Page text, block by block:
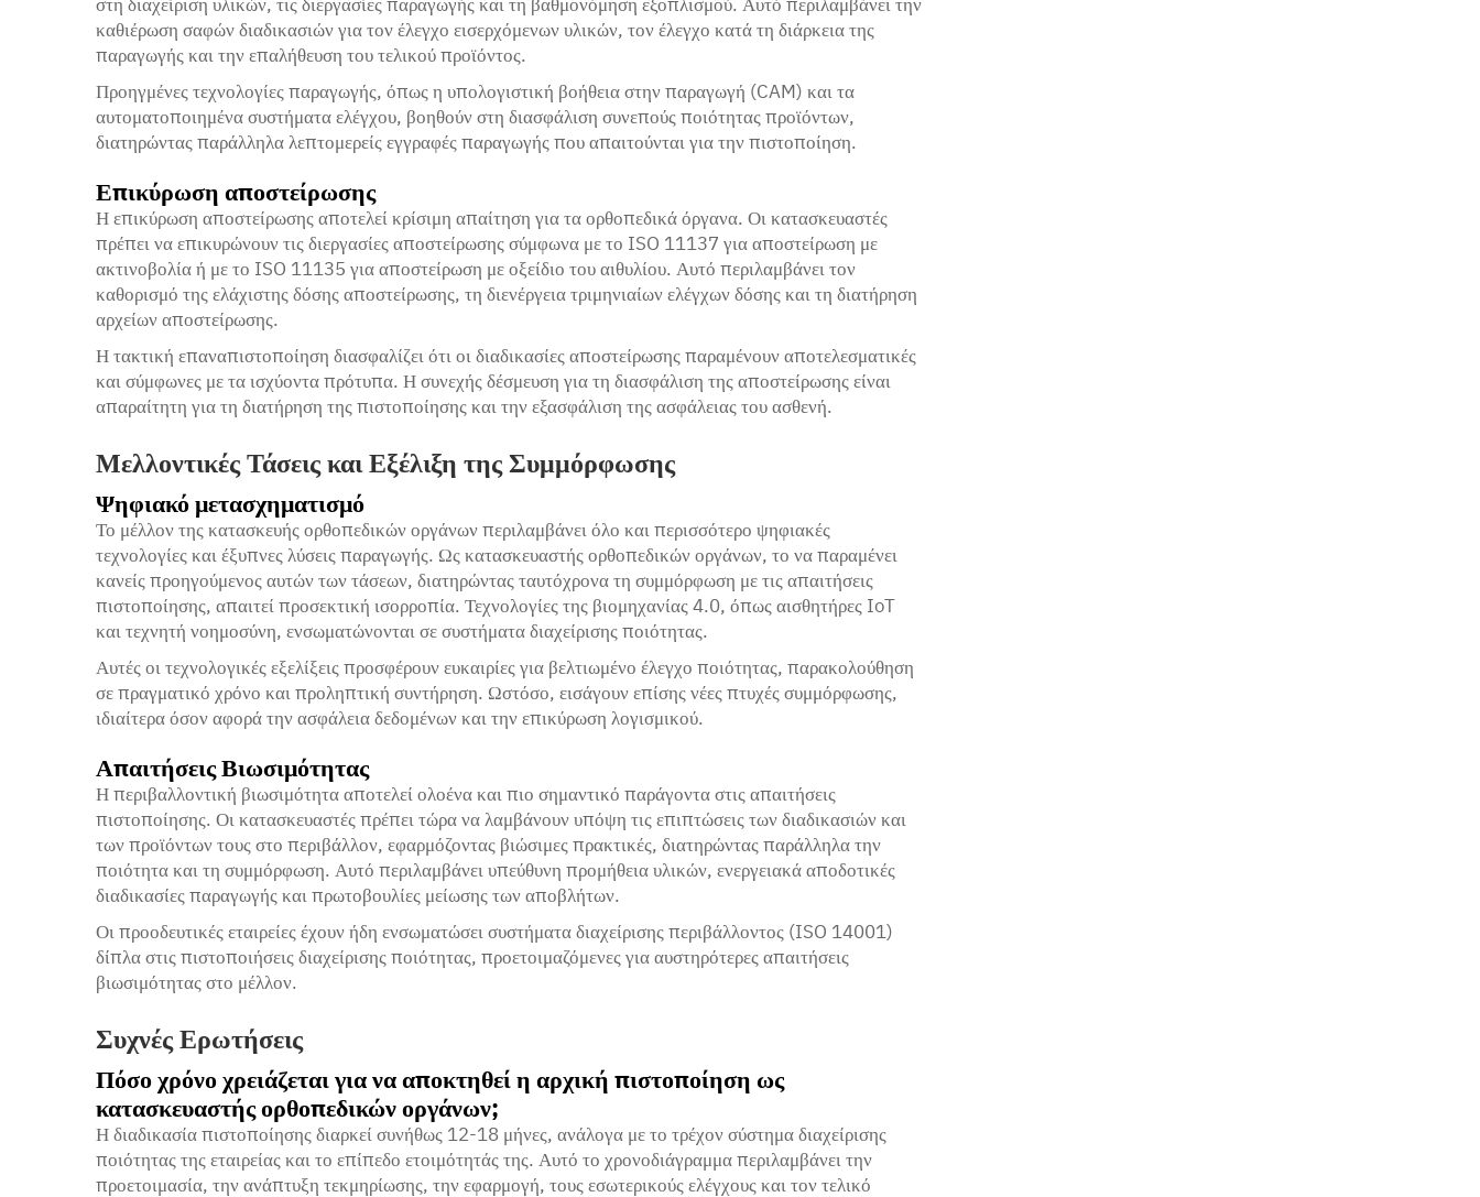
καθιέρωση σαφών διαδικασιών για τον έλεγχο εισερχόμενων υλικών, τον έλεγχο κατά τη διάρκεια της
παραγωγής και την επαλήθευση του τελικού προϊόντος.
Προηγμένες τεχνολογίες παραγωγής, όπως η υπολογιστική βοήθεια στην παραγωγή (CAM) και τα
αυτοματοποιημένα συστήματα ελέγχου, βοηθούν στη διασφάλιση συνεπούς ποιότητας προϊόντων,
διατηρώντας παράλληλα λεπτομερείς εγγραφές παραγωγής που απαιτούνται για την πιστοποίηση.
Επικύρωση αποστείρωσης
Η επικύρωση αποστείρωσης αποτελεί κρίσιμη απαίτηση για τα ορθοπεδικά όργανα. Οι κατασκευαστές
πρέπει να επικυρώνουν τις διεργασίες αποστείρωσης σύμφωνα με το ISO 11137 για αποστείρωση με
ακτινοβολία ή με το ISO 11135 για αποστείρωση με οξείδιο του αιθυλίου. Αυτό περιλαμβάνει τον
καθορισμό της ελάχιστης δόσης αποστείρωσης, τη διενέργεια τριμηνιαίων ελέγχων δόσης και τη διατήρηση
αρχείων αποστείρωσης.
Η τακτική επαναπιστοποίηση διασφαλίζει ότι οι διαδικασίες αποστείρωσης παραμένουν αποτελεσματικές
και σύμφωνες με τα ισχύοντα πρότυπα. Η συνεχής δέσμευση για τη διασφάλιση της αποστείρωσης είναι
απαραίτητη για τη διατήρηση της πιστοποίησης και την εξασφάλιση της ασφάλειας του ασθενή.
Μελλοντικές Τάσεις και Εξέλιξη της Συμμόρφωσης
Ψηφιακό μετασχηματισμό
Το μέλλον της κατασκευής ορθοπεδικών οργάνων περιλαμβάνει όλο και περισσότερο ψηφιακές
τεχνολογίες και έξυπνες λύσεις παραγωγής. Ως κατασκευαστής ορθοπεδικών οργάνων, το να παραμένει
κανείς προηγούμενος αυτών των τάσεων, διατηρώντας ταυτόχρονα τη συμμόρφωση με τις απαιτήσεις
πιστοποίησης, απαιτεί προσεκτική ισορροπία. Τεχνολογίες της βιομηχανίας 4.0, όπως αισθητήρες IoT
και τεχνητή νοημοσύνη, ενσωματώνονται σε συστήματα διαχείρισης ποιότητας.
Αυτές οι τεχνολογικές εξελίξεις προσφέρουν ευκαιρίες για βελτιωμένο έλεγχο ποιότητας, παρακολούθηση
σε πραγματικό χρόνο και προληπτική συντήρηση. Ωστόσο, εισάγουν επίσης νέες πτυχές συμμόρφωσης,
ιδιαίτερα όσον αφορά την ασφάλεια δεδομένων και την επικύρωση λογισμικού.
Απαιτήσεις Βιωσιμότητας
Η περιβαλλοντική βιωσιμότητα αποτελεί ολοένα και πιο σημαντικό παράγοντα στις απαιτήσεις
πιστοποίησης. Οι κατασκευαστές πρέπει τώρα να λαμβάνουν υπόψη τις επιπτώσεις των διαδικασιών και
των προϊόντων τους στο περιβάλλον, εφαρμόζοντας βιώσιμες πρακτικές, διατηρώντας παράλληλα την
ποιότητα και τη συμμόρφωση. Αυτό περιλαμβάνει υπεύθυνη προμήθεια υλικών, ενεργειακά αποδοτικές
διαδικασίες παραγωγής και πρωτοβουλίες μείωσης των αποβλήτων.
Οι προοδευτικές εταιρείες έχουν ήδη ενσωματώσει συστήματα διαχείρισης περιβάλλοντος (ISO 14001)
δίπλα στις πιστοποιήσεις διαχείρισης ποιότητας, προετοιμαζόμενες για αυστηρότερες απαιτήσεις
βιωσιμότητας στο μέλλον.
Συχνές Ερωτήσεις
Πόσο χρόνο χρειάζεται για να αποκτηθεί η αρχική πιστοποίηση ως
κατασκευαστής ορθοπεδικών οργάνων;
Η διαδικασία πιστοποίησης διαρκεί συνήθως 12-18 μήνες, ανάλογα με το τρέχον σύστημα διαχείρισης
ποιότητας της εταιρείας και το επίπεδο ετοιμότητάς της. Αυτό το χρονοδιάγραμμα περιλαμβάνει την
προετοιμασία, την ανάπτυξη τεκμηρίωσης, την εφαρμογή, τους εσωτερικούς ελέγχους και τον τελικό